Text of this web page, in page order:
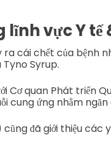
lĩnh vực Y tế
cái chết của bệnh
Syrup.
quan Phát triển
cung ứng nhằm
đã giới thiệu các